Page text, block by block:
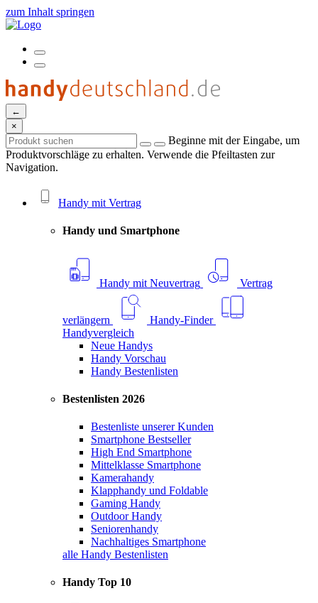
zum Inhalt springen
←
×
Beginne mit der Eingabe, um
Produktvorschläge zu erhalten. Verwende die Pfeiltasten zur
Navigation.
Handy mit Vertrag
Handy und Smartphone
Handy mit Neuvertrag Vertrag
verlängern
Handy-Finder
Handyvergleich
Neue Handys
Handy Vorschau
Handy Bestenlisten
Bestenlisten 2026
Bestenliste unserer Kunden
Smartphone Bestseller
High End Smartphone
Mittelklasse Smartphone
Kamerahandy
Klapphandy und Foldable
Gaming Handy
Outdoor Handy
Seniorenhandy
Nachhaltiges Smartphone
alle Handy Bestenlisten
Handy Top 10